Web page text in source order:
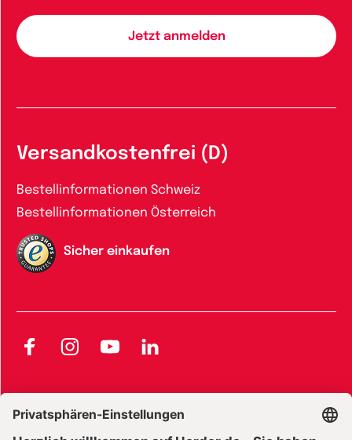
Versandkostenfrei (D)
Bestellinformationen Schweiz
Bestellinformationen Österreich
Sicher einkaufen
FacebookInstagramYouTubeLinkedIn
Widerrufsbelehrung E-Books